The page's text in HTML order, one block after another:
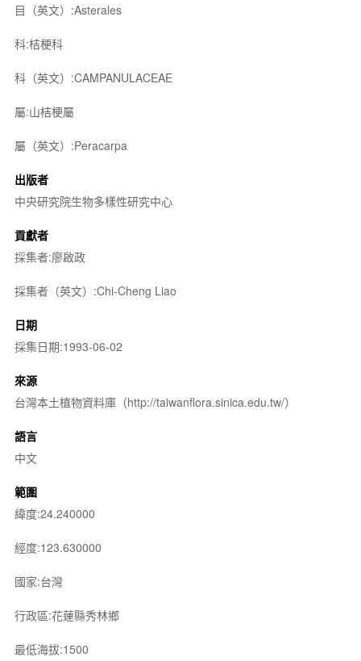
目（英文）:Asterales
科:桔梗科
科（英文）:CAMPANULACEAE
屬:山桔梗屬
屬（英文）:Peracarpa
出版者
中央研究院生物多樣性研究中心
貢獻者
採集者:廖啟政
採集者（英文）:Chi-Cheng Liao
日期
採集日期:1993-06-02
來源
台灣本土植物資料庫（http://taiwanflora.sinica.edu.tw/）
語言
中文
範圍
緯度:24.240000
經度:123.630000
國家:台灣
行政區:花蓮縣秀林鄉
最低海拔:1500